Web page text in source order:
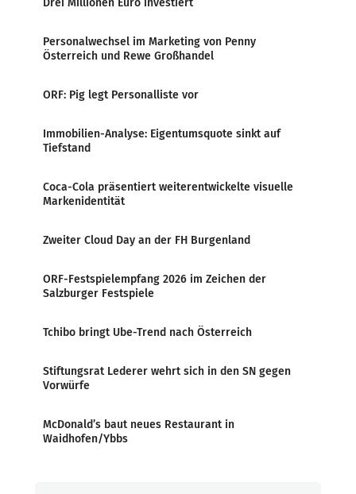
Drei Millionen Euro investiert
Personalwechsel im Marketing von Penny
Österreich und Rewe Großhandel
ORF: Pig legt Personalliste vor
Immobilien-Analyse: Eigentumsquote sinkt auf
Tiefstand
Coca-Cola präsentiert weiterentwickelte visuelle
Markenidentität
Zweiter Cloud Day an der FH Burgenland
ORF-Festspielempfang 2026 im Zeichen der
Salzburger Festspiele
Tchibo bringt Ube-Trend nach Österreich
Stiftungsrat Lederer wehrt sich in den SN gegen
Vorwürfe
McDonald’s baut neues Restaurant in
Waidhofen/Ybbs